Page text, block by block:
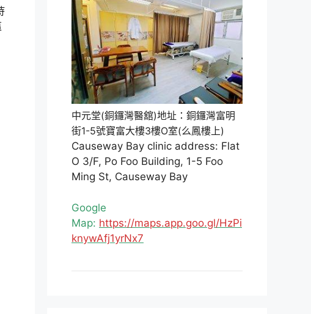
中元堂(銅鑼灣醫舘)地址：銅鑼灣富明
街1-5號寶富大樓3樓O室(么鳳樓上)
Causeway Bay clinic address: Flat
O 3/F, Po Foo Building, 1-5 Foo
Ming St, Causeway Bay
Google
Map: https://maps.app.goo.gl/HzPi
knywAfj1yrNx7